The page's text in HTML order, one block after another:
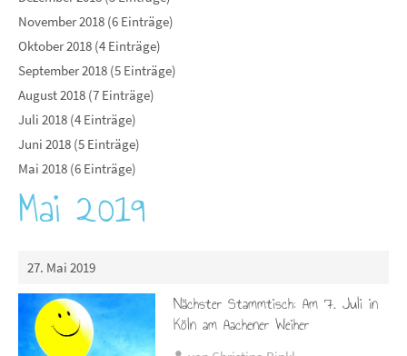
November 2018 (6 Einträge)
Oktober 2018 (4 Einträge)
September 2018 (5 Einträge)
August 2018 (7 Einträge)
Juli 2018 (4 Einträge)
Juni 2018 (5 Einträge)
Mai 2018 (6 Einträge)
Mai 2019
27. Mai 2019
Nächster Stammtisch: Am 7. Juli in
Köln am Aachener Weiher